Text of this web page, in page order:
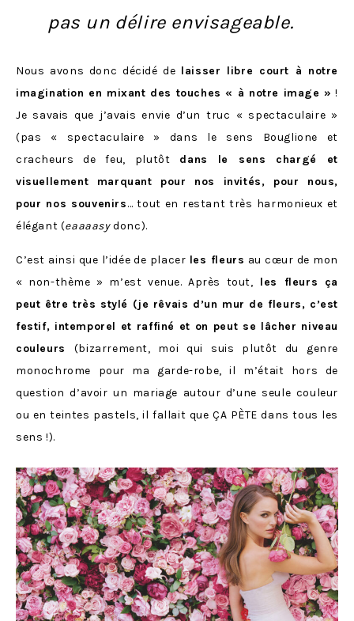
pas un délire envisageable.
Nous avons donc décidé de laisser libre court à notre
imagination en mixant des touches « à notre image » !
Je savais que j’avais envie d’un truc « spectaculaire »
(pas « spectaculaire » dans le sens Bouglione et
cracheurs de feu, plutôt dans le sens chargé et
visuellement marquant pour nos invités, pour nous,
pour nos souvenirs… tout en restant très harmonieux et
élégant (eaaaasydonc).
C’est ainsi que l’idée de placer les fleurs au cœur de mon
« non-thème » m’est venue. Après tout, les fleurs ça
peut être très stylé (je rêvais d’un mur de fleurs, c’est
festif, intemporel et raffiné et on peut se lâcher niveau
couleurs (bizarrement, moi qui suis plutôt du genre
monochrome pour ma garde-robe, il m’était hors de
question d’avoir un mariage autour d’une seule couleur
ou en teintes pastels, il fallait que ÇA PÈTE dans tous les
sens !).